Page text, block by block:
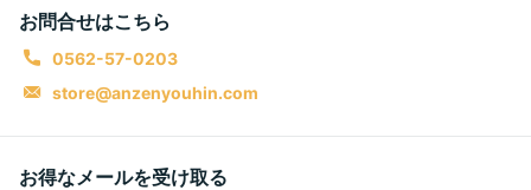
お問合せはこちら
0562-57-0203
store@anzenyouhin.com
お得なメールを受け取る